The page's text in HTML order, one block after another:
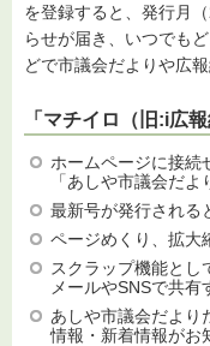
を登録すると、発行月
らせが届き、いつでも
どで市議会だよりや広
「マチイロ（旧:i広
ホームページに接続
「あしや市議会だよ
最新号が発行される
ページめくり、拡大
スクラップ機能とし
メールやSNSで共有
あしや市議会だより
情報・新着情報がお